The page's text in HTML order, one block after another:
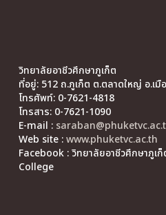
วิทยาลัยอาชีวศึกษาภูเก็ต
ที่อยู่: 512 ถ.ภูเก็ต ต.ตลาดใหญ่ อ.เมื
โทรศัพท์: 0-7621-4818
โทรสาร: 0-7621-1090
E-mail :
Web site :www.phuketvc.ac.th
Facebook : วิทยาลัยอาชีวศึกษาภู
College